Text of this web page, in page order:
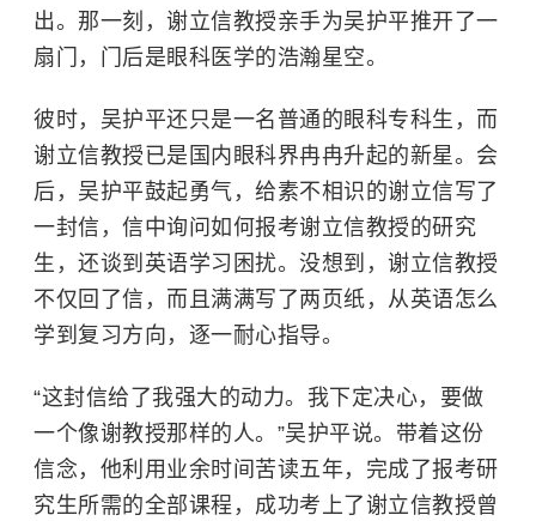
出。那一刻，谢立信教授亲手为吴护平推开了一
扇门，门后是眼科医学的浩瀚星空。
彼时，吴护平还只是一名普通的眼科专科生，而
谢立信教授已是国内眼科界冉冉升起的新星。会
后，吴护平鼓起勇气，给素不相识的谢立信写了
一封信，信中询问如何报考谢立信教授的研究
生，还谈到英语学习困扰。没想到，谢立信教授
不仅回了信，而且满满写了两页纸，从英语怎么
学到复习方向，逐一耐心指导。
“这封信给了我强大的动力。我下定决心，要做
一个像谢教授那样的人。”吴护平说。带着这份
信念，他利用业余时间苦读五年，完成了报考研
究生所需的全部课程，成功考上了谢立信教授曾